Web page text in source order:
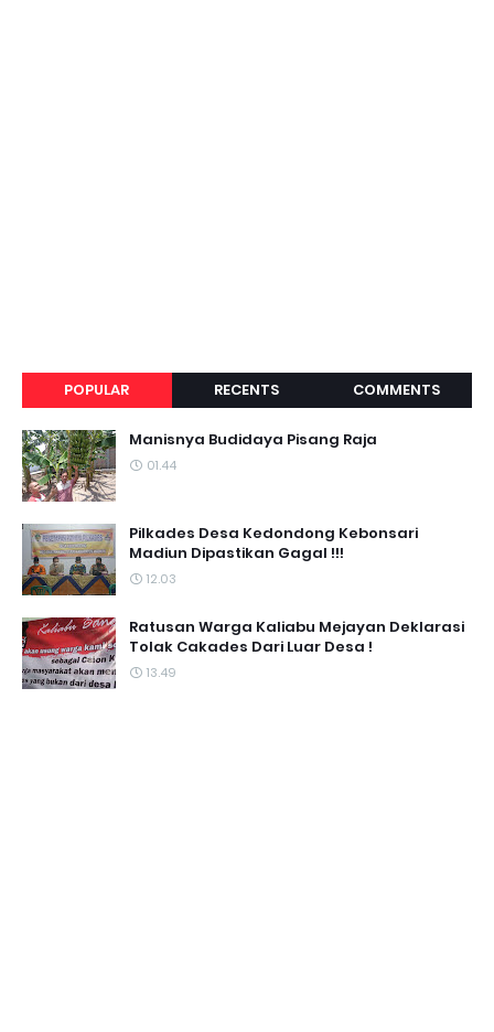
POPULAR RECENTS COMMENTS
Manisnya Budidaya Pisang Raja
01.44
Pilkades Desa Kedondong Kebonsari
Madiun Dipastikan Gagal !!!
12.03
Ratusan Warga Kaliabu Mejayan Deklarasi
Tolak Cakades Dari Luar Desa !
13.49